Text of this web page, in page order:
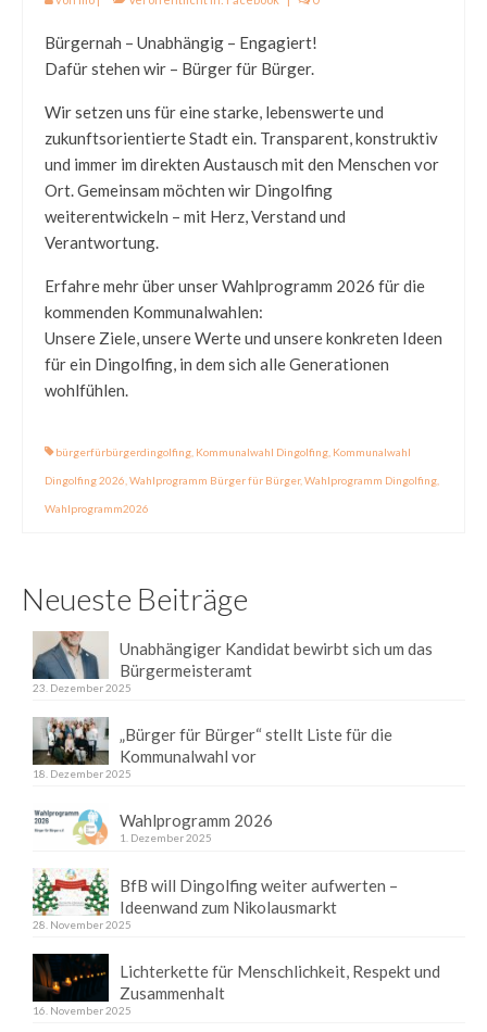
Stadträte
Gremien
Anträge
Spenden
Wahlprogramm 2026
Veranstaltungen
Bürgernah – Unabhängig – Engagiert!
Dafür stehen wir – Bürger für Bürger.
Wir setzen uns für eine starke, lebenswerte und
zukunftsorientierte Stadt ein. Transparent, konstruktiv
und immer im direkten Austausch mit den Menschen vor
Ort. Gemeinsam möchten wir Dingolfing
weiterentwickeln – mit Herz, Verstand und
Verantwortung.
Erfahre mehr über unser Wahlprogramm 2026 für die
kommenden Kommunalwahlen:
Unsere Ziele, unsere Werte und unsere konkreten Ideen
für ein Dingolfing, in dem sich alle Generationen
wohlfühlen.
bürgerfürbürgerdingolfing, Kommunalwahl Dingolfing, Kommunalwahl
Dingolfing 2026,Wahlprogramm Bürger für Bürger,Wahlprogramm Dingolfing,
Wahlprogramm2026
Neueste Beiträge
Unabhängiger Kandidat bewirbt sich um das
Bürgermeisteramt
23. Dezember 2025
„Bürger für Bürger“ stellt Liste für die
Kommunalwahl vor
18. Dezember 2025
Wahlprogramm 2026
1. Dezember 2025
BfB will Dingolfing weiter aufwerten –
Ideenwand zum Nikolausmarkt
28. November 2025
Lichterkette für Menschlichkeit, Respekt und
Zusammenhalt
16. November 2025